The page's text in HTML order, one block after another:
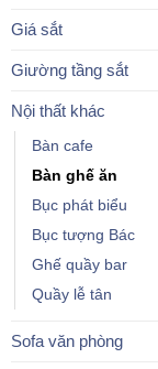
Giá sắt
Giường tầng sắt
Nội thất khác
Bàn cafe
Bàn ghế ăn
Bục phát biểu
Bục tượng Bác
Ghế quầy bar
Quầy lễ tân
Sofa văn phòng